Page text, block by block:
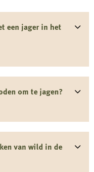
een jager in het
om te jagen?
van wild in de